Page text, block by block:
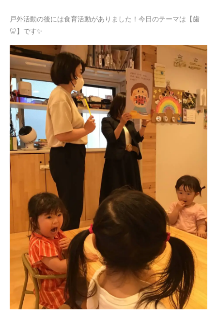
戸外活動の後には食育活動がありました！今日のテーマは【歯
🦷】です✨